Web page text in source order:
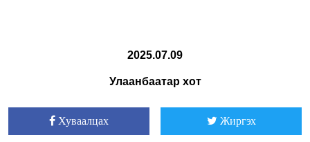
2025.07.09
Улаанбаатар хот
Хуваалцах Жиргэх